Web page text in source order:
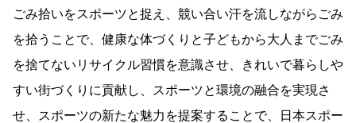
ごみ拾いをスポーツと捉え、競い合い汗を流しながらごみ
を拾うことで、健康な体づくりと子どもから大人までごみ
を捨てないリサイクル習慣を意識させ、きれいで暮らしや
すい街づくりに貢献し、スポーツと環境の融合を実現さ
せ、スポーツの新たな魅力を提案することで、日本スポー